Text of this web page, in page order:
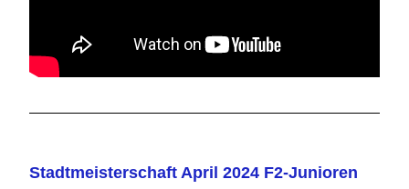
Stadtmeisterschaft April 2024 F2-Junioren